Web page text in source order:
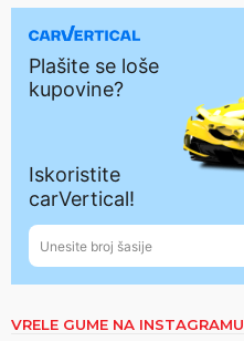
VRELE GUME NA INSTAGRAMU